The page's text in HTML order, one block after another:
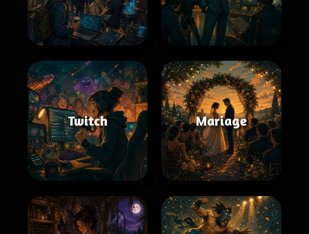
Twitch Mariage